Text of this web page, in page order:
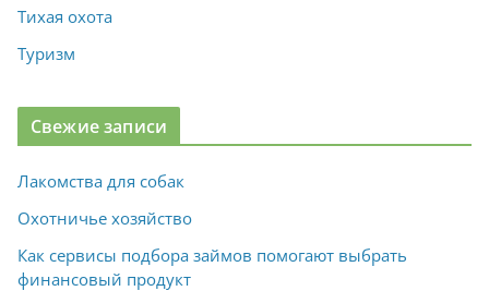
Тихая охота
Туризм
Свежие записи
Лакомства для собак
Охотничье хозяйство
Как сервисы подбора займов помогают выбрать
финансовый продукт